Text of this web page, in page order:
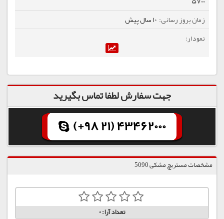
10 سال پیش
جهت سفارش لطفا تماس بگیرید
(+98 21) 43462000
مشخصات مستربچ مشکی 5090
تعداد آرا:0